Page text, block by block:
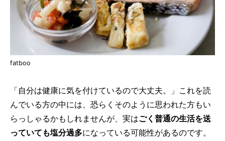
fatboo
「自分は健康に気を付けているので大丈夫。」これを読
んでいる方の中には、恐らくそのように思われた方もい
らっしゃるかもしれませんが、実はごく普通の生活を送
っていても塩分過多になっている可能性があるのです。